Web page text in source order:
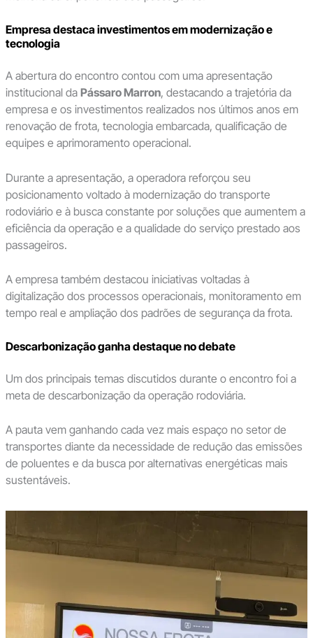
Empresa destaca investimentos em modernização e
tecnologia
A abertura do encontro contou com uma apresentação
institucional da Pássaro Marron, destacando a trajetória da
empresa e os investimentos realizados nos últimos anos em
renovação de frota, tecnologia embarcada, qualificação de
equipes e aprimoramento operacional.
Durante a apresentação, a operadora reforçou seu
posicionamento voltado à modernização do transporte
rodoviário e à busca constante por soluções que aumentem a
eficiência da operação e a qualidade do serviço prestado aos
passageiros.
A empresa também destacou iniciativas voltadas à
digitalização dos processos operacionais, monitoramento em
tempo real e ampliação dos padrões de segurança da frota.
Descarbonização ganha destaque no debate
Um dos principais temas discutidos durante o encontro foi a
meta de descarbonização da operação rodoviária.
A pauta vem ganhando cada vez mais espaço no setor de
transportes diante da necessidade de redução das emissões
de poluentes e da busca por alternativas energéticas mais
sustentáveis.